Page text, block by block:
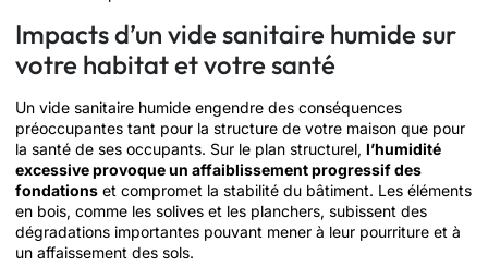
Impacts d’un vide sanitaire humide sur
votre habitat et votre santé
Un vide sanitaire humide engendre des conséquences
préoccupantes tant pour la structure de votre maison que pour
la santé de ses occupants. Sur le plan structurel, l’humidité
excessive provoque un affaiblissement progressif des
fondations et compromet la stabilité du bâtiment. Les éléments
en bois, comme les solives et les planchers, subissent des
dégradations importantes pouvant mener à leur pourriture et à
un affaissement des sols.